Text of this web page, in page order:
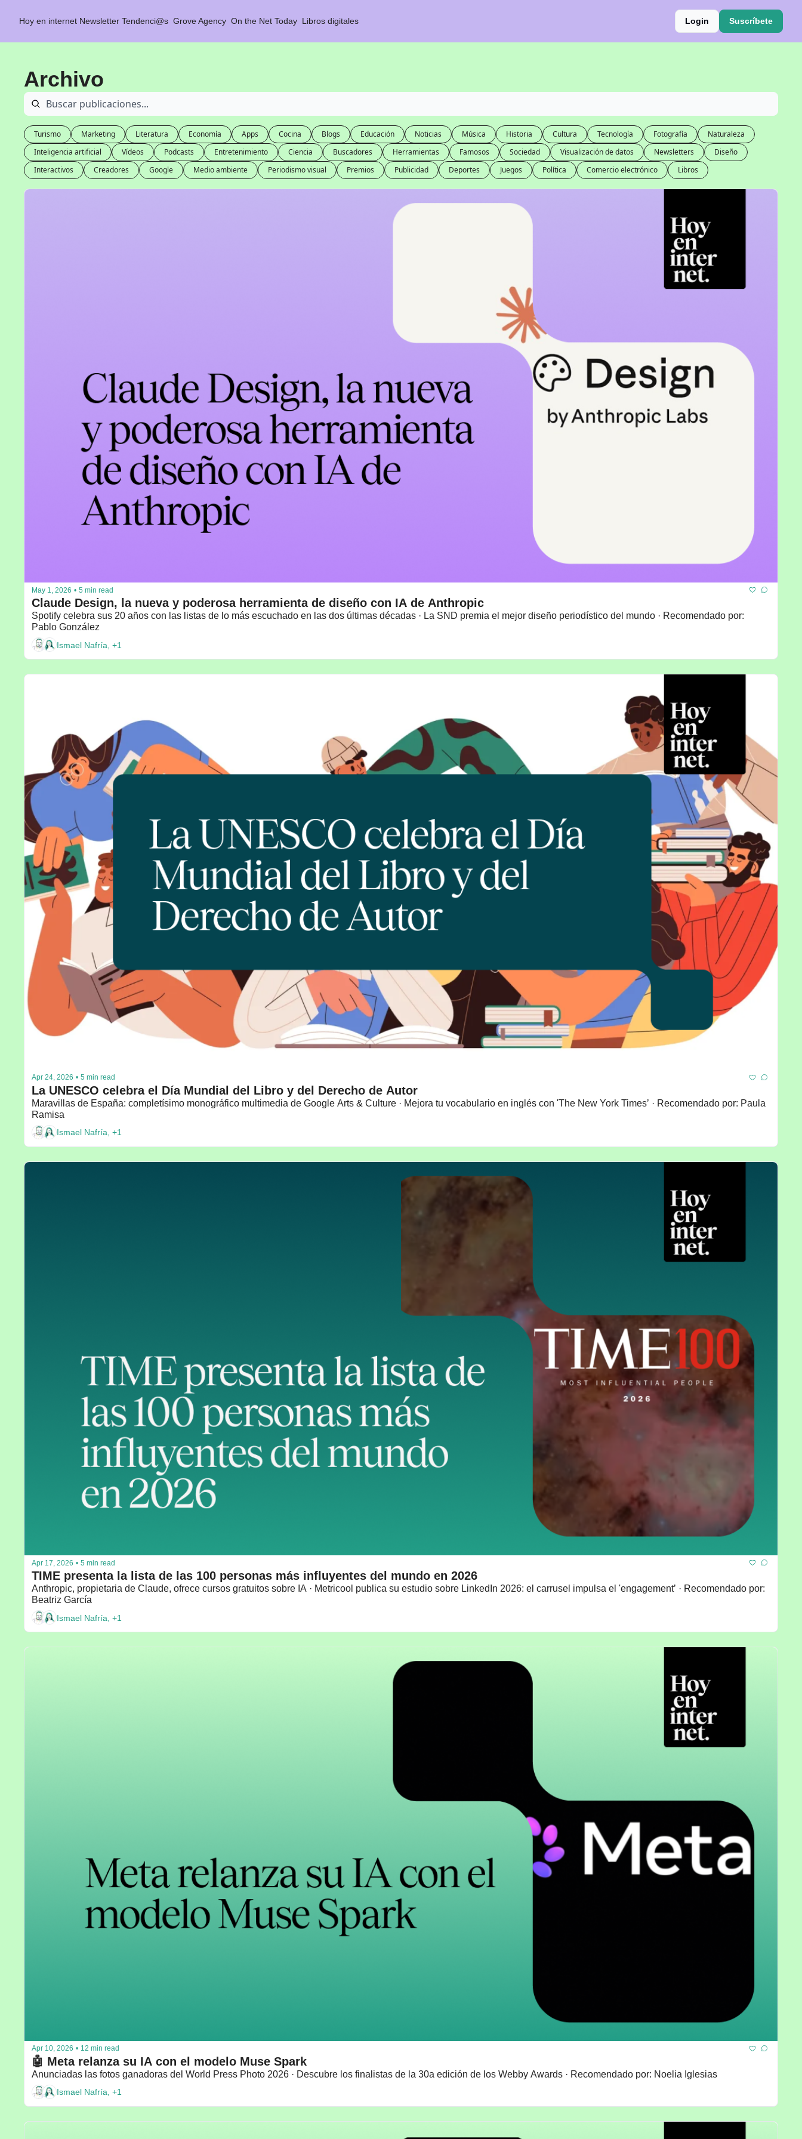
Hoy en internet Newsletter Tendenci@s Grove Agency On the Net Today Libros digitales Login Suscríbete
Archivo
Turismo Marketing Literatura Economía Apps Cocina Blogs Educación Noticias Música Historia Cultura Tecnología Fotografía
Naturaleza
Inteligencia artificial
Vídeos Podcasts Entretenimiento Ciencia Buscadores Herramientas Famosos Sociedad Visualización de datos Newsletters
Diseño
Interactivos
Creadores Google Medio ambiente Periodismo visual Premios Publicidad Deportes Juegos Política Comercio electrónico Libros
May 1, 2026 • 5 min read
Claude Design, la nueva y poderosa herramienta de diseño con IA de Anthropic
Spotify celebra sus 20 años con las listas de lo más escuchado en las dos últimas décadas · La SND premia el mejor diseño periodístico del mundo · Recomendado por:
Pablo González
Ismael Nafría, +1
Apr 24, 2026 • 5 min read
La UNESCO celebra el Día Mundial del Libro y del Derecho de Autor
Maravillas de España: completísimo monográfico multimedia de Google Arts & Culture · Mejora tu vocabulario en inglés con 'The New York Times’ · Recomendado por: Paula
Ismael Nafría, +1
Apr 17, 2026 • 5 min read
TIME presenta la lista de las 100 personas más influyentes del mundo en 2026
Anthropic, propietaria de Claude, ofrece cursos gratuitos sobre IA · Metricool publica su estudio sobre LinkedIn 2026: el carrusel impulsa el 'engagement’ · Recomendado por:
Beatriz García
Ismael Nafría, +1
Apr 10, 2026 • 12 min read
Anunciadas las fotos ganadoras del World Press Photo 2026 · Descubre los finalistas de la 30a edición de los Webby Awards · Recomendado por: Noelia Iglesias
Ismael Nafría, +1